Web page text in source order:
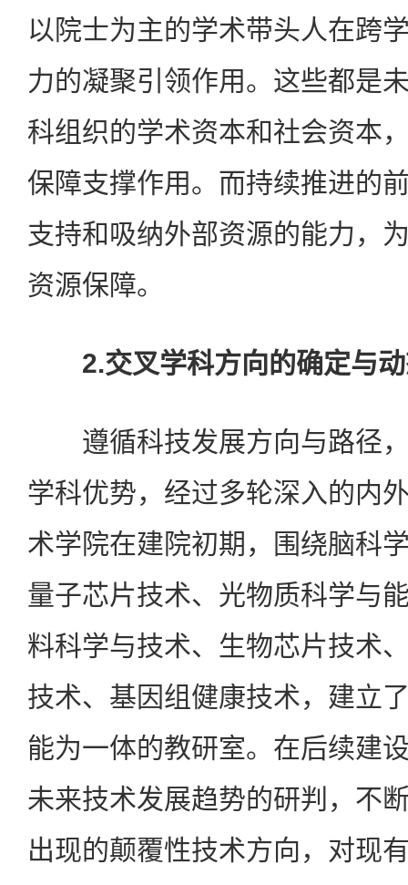
以院士为主的学术带头人在跨
力的凝聚引领作用。这些都是
科组织的学术资本和社会资本
保障支撑作用。而持续推进的
支持和吸纳外部资源的能力，
资源保障。
2.交叉学科方向的确定与
遵循科技发展方向与路径，
学科优势，经过多轮深入的内
术学院在建院初期，围绕脑科
量子芯片技术、光物质科学与
料科学与技术、生物芯片技术
技术、基因组健康技术，建立
能为一体的教研室。在后续建
未来技术发展趋势的研判，不
出现的颠覆性技术方向，对现